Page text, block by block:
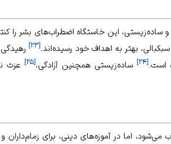
ساده‌زیستی، این خاستگاه اضطراب‌های بشر را
سبکبالی، بهتر به اهداف خود رسیده‌اند. [۲۳]رهیدگی
است.[۲۴] ساده‌زیستی همچنین آزادگی،[۲۵]عزت
اما در آموزه‌های دینی، برای